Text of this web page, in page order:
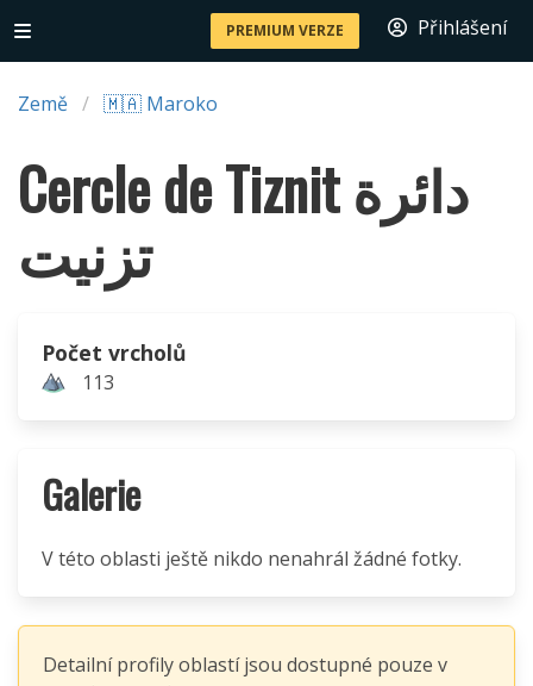
PREMIUM VERZE Přihlášení
Země 🇲🇦 Maroko
Cercle de Tiznit دائرة
تزنيت
Počet vrcholů
113
Galerie
V této oblasti ještě nikdo nenahrál žádné fotky.
Detailní profily oblastí jsou dostupné pouze v